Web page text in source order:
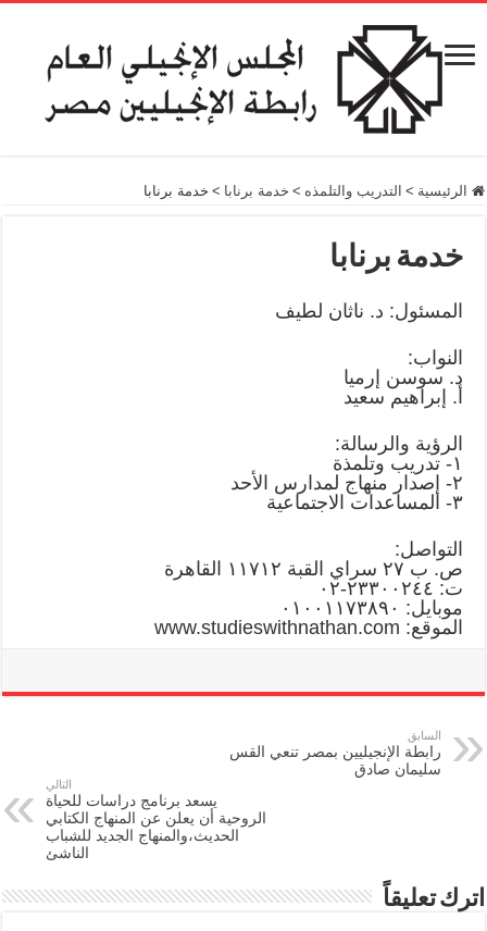
الرئيسية > التدريب والتلمذه > خدمة برنابا > خدمة برنابا
خدمة برنابا
المسئول: د. ناثان لطيف
النواب:
د. سوسن إرميا
أ. إبراهيم سعيد
الرؤية والرسالة:
١- تدريب وتلمذة
٢- إصدار منهاج لمدارس الأحد
٣- المساعدات الاجتماعية
التواصل:
ص. ب ٢٧ سراي القبة ١١٧١٢ القاهرة
ت: ٢٣٣٠٠٢٤٤-٠٢
موبايل: ٠١٠٠١١٧٣٨٩٠
الموقع: www.studieswithnathan.com
السابق
رابطة الإنجيليين بمصر تنعي القس
سليمان صادق
التالي
يسعد برنامج دراسات للحياة
الروحية أن يعلن عن المنهاج الكتابي
الحديث،والمنهاج الجديد للشباب
الناشئ
اترك تعليقاً